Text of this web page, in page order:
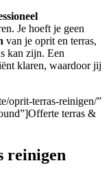
Je hoeft je geen
van je oprit en terras,
kan zijn. Een
klaren, waardoor jij
oprit-terras-reinigen/”
terras &
reinigen